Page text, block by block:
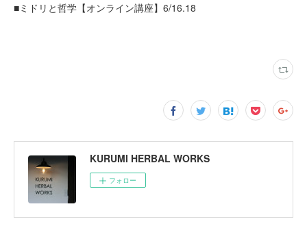
■ミドリと哲学【オンライン講座】6/16.18
KURUMI HERBAL WORKS
フォロー